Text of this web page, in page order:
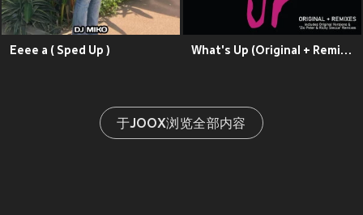
Eeee a ( Sped Up ) What's Up (Original + Remixes)
于JOOX浏览全部内容